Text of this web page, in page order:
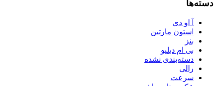
دسته‌ها
آ او دی
استون مارتین
بنز
بی ام دبلیو
دسته‌بندی نشده
رالی
سرعت